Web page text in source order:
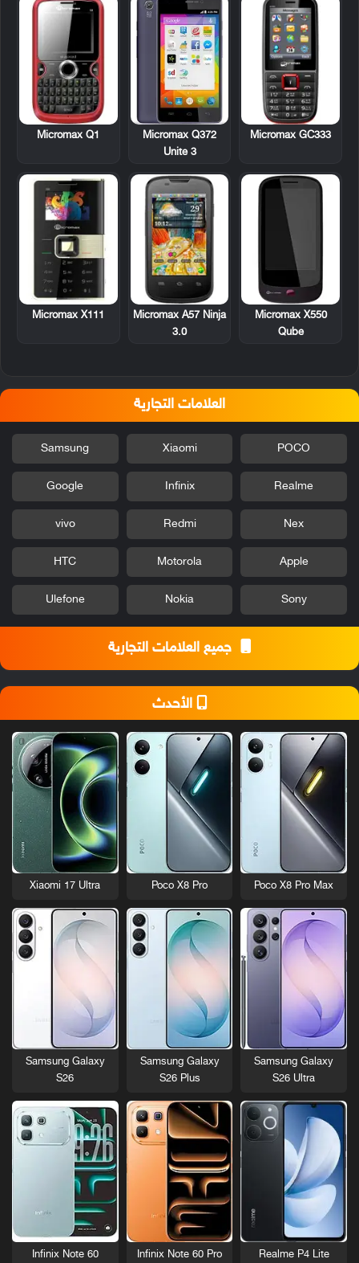
Micromax GC333
Micromax Q372
Unite 3
Micromax Q1
Micromax X550
Qube
Micromax A57 Ninja
3.0
Micromax X111
العلامات التجارية
POCO
Xiaomi
Samsung
Realme
Infinix
Google
Nex
Redmi
vivo
Apple
Motorola
HTC
Sony
Nokia
Ulefone
جميع العلامات التجارية
الأحدث
Poco X8 Pro Max
Poco X8 Pro
Xiaomi 17 Ultra
Samsung Galaxy
S26 Ultra
Samsung Galaxy
S26 Plus
Samsung Galaxy
S26
Realme P4 Lite
Infinix Note 60 Pro
Infinix Note 60